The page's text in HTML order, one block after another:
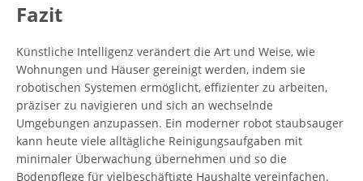
Fazit
Künstliche Intelligenz verändert die Art und Weise, wie
Wohnungen und Häuser gereinigt werden, indem sie
robotischen Systemen ermöglicht, effizienter zu arbeiten,
präziser zu navigieren und sich an wechselnde
Umgebungen anzupassen. Ein moderner robot staubsauger
kann heute viele alltägliche Reinigungsaufgaben mit
minimaler Überwachung übernehmen und so die
Bodenpflege für vielbeschäftigte Haushalte vereinfachen.